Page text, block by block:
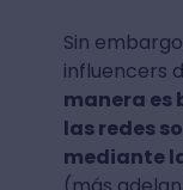
Sin
influencers
manera es
las redes
mediante